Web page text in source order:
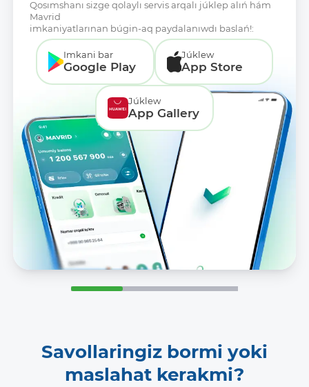
Qosımshanı sizge qolaylı servis arqalı júklep alıń hám
Mavrid
imkaniyatlarınan búgin-aq paydalanıwdı baslań!:
Imkani bar
Google Play
Júklew
App Store
Júklew
App Gallery
Savollaringiz bormi yoki
maslahat kerakmi?